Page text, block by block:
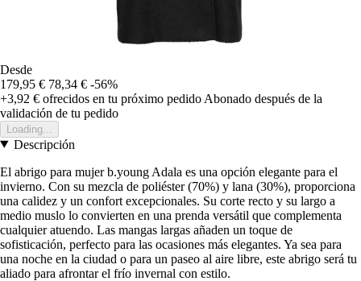
Desde
179,95 € 78,34 € -56%
+3,92 € ofrecidos en tu próximo pedido Abonado después de la
validación de tu pedido
Loading...
Descripción
El abrigo para mujer b.young Adala es una opción elegante para el
invierno. Con su mezcla de poliéster (70%) y lana (30%), proporciona
una calidez y un confort excepcionales. Su corte recto y su largo a
medio muslo lo convierten en una prenda versátil que complementa
cualquier atuendo. Las mangas largas añaden un toque de
sofisticación, perfecto para las ocasiones más elegantes. Ya sea para
una noche en la ciudad o para un paseo al aire libre, este abrigo será tu
aliado para afrontar el frío invernal con estilo.